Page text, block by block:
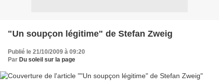
"Un soupçon légitime" de Stefan Zweig
Publié le 21/10/2009 à 09:20
Par Du soleil sur la page